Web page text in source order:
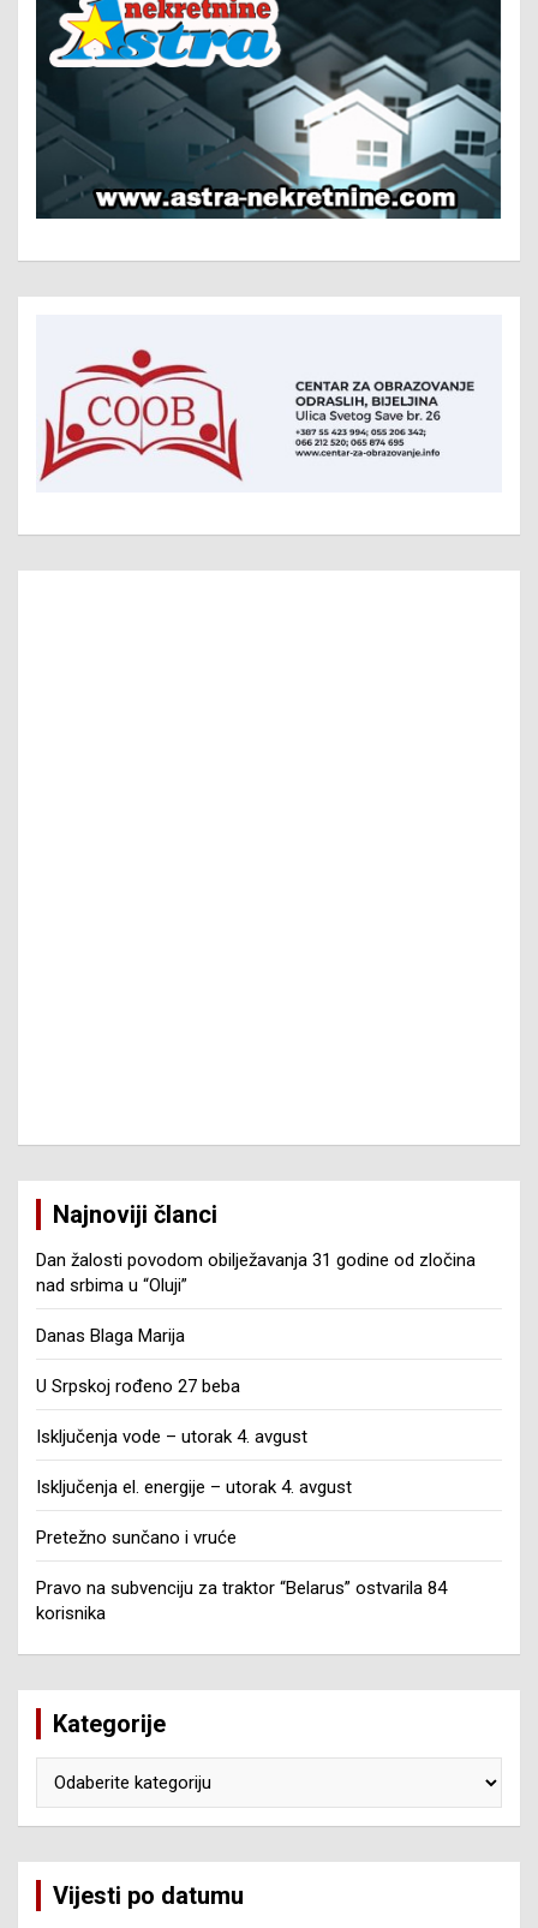
Najnoviji članci
Dan žalosti povodom obilježavanja 31 godine od zločina
nad srbima u “Oluji”
Danas Blaga Marija
U Srpskoj rođeno 27 beba
Isključenja vode – utorak 4. avgust
Isključenja el. energije – utorak 4. avgust
Pretežno sunčano i vruće
Pravo na subvenciju za traktor “Belarus” ostvarila 84
korisnika
Kategorije
Vijesti po datumu